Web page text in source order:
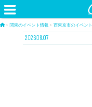
› 関東のイベント情報 › 西東京市のイベント
2026.08.07